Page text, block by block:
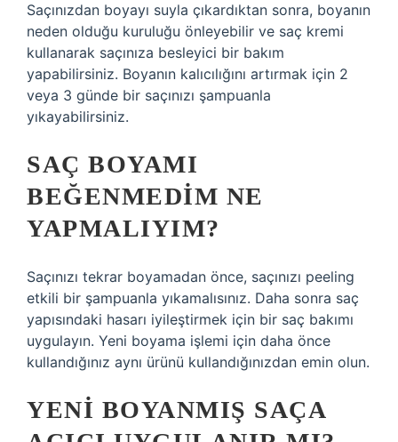
Saçınızdan boyayı suyla çıkardıktan sonra, boyanın
neden olduğu kuruluğu önleyebilir ve saç kremi
kullanarak saçınıza besleyici bir bakım
yapabilirsiniz. Boyanın kalıcılığını artırmak için 2
veya 3 günde bir saçınızı şampuanla
yıkayabilirsiniz.
SAÇ BOYAMI
BEĞENMEDIM NE
YAPMALIYIM?
Saçınızı tekrar boyamadan önce, saçınızı peeling
etkili bir şampuanla yıkamalısınız. Daha sonra saç
yapısındaki hasarı iyileştirmek için bir saç bakımı
uygulayın. Yeni boyama işlemi için daha önce
kullandığınız aynı ürünü kullandığınızdan emin olun.
YENI BOYANMIŞ SAÇA